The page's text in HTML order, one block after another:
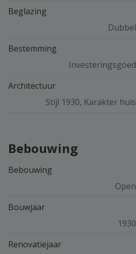
Beglazing
Dubbel
Bestemming
Investeringsgoed
Architectuur
Stijl 1930, Karakter huis
Bebouwing
Bebouwing
Open
Bouwjaar
1930
Renovatiejaar